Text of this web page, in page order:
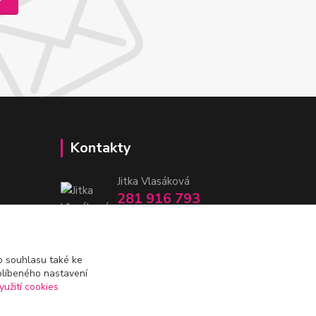
Kontakty
Jitka Vlasáková
281 916 793
souhlasu také ke
nastavení
cookies